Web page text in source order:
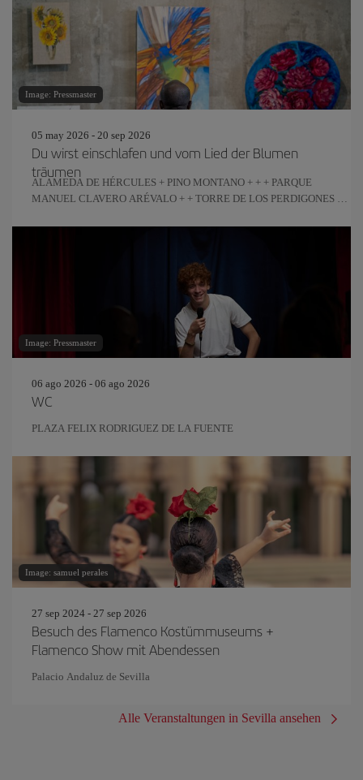
Image: Pressmaster
05 may 2026 - 20 sep 2026
Du wirst einschlafen und vom Lied der Blumen
träumen
ALAMEDA DE HÉRCULES + PINO MONTANO + + + PARQUE
MANUEL CLAVERO ARÉVALO + + TORRE DE LOS PERDIGONES +
Image: Pressmaster
06 ago 2026 - 06 ago 2026
WC
PLAZA FELIX RODRIGUEZ DE LA FUENTE
Image: samuel perales
27 sep 2024 - 27 sep 2026
Besuch des Flamenco Kostümmuseums +
Flamenco Show mit Abendessen
Palacio Andaluz de Sevilla
Alle Veranstaltungen in Sevilla ansehen